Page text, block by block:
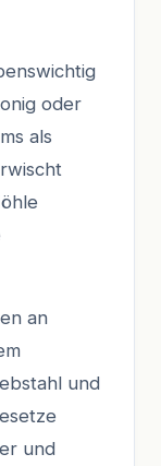
oder
als
an
und
und